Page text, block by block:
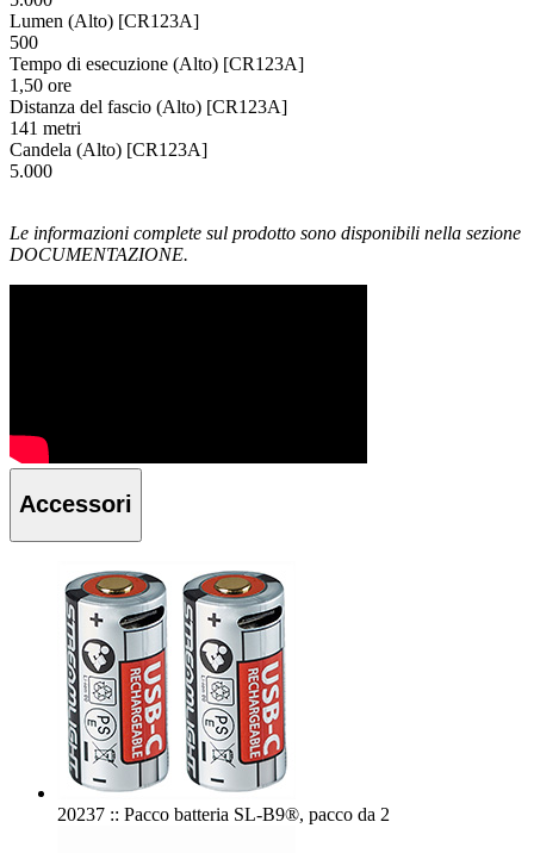
Lumen (Alto) [CR123A]
500
Tempo di esecuzione (Alto) [CR123A]
1,50 ore
Distanza del fascio (Alto) [CR123A]
141 metri
Candela (Alto) [CR123A]
5.000
Le informazioni complete sul prodotto sono disponibili nella sezione
DOCUMENTAZIONE.
Accessori
20237 :: Pacco batteria SL-B9®, pacco da 2